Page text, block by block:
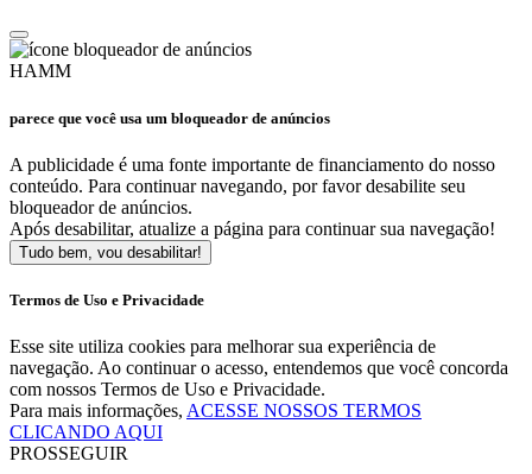
HAMM
parece que você usa um bloqueador de anúncios
A publicidade é uma fonte importante de financiamento do nosso
conteúdo. Para continuar navegando, por favor desabilite seu
bloqueador de anúncios.
Após desabilitar, atualize a página para continuar sua navegação!
Tudo bem, vou desabilitar!
Termos de Uso e Privacidade
Esse site utiliza cookies para melhorar sua experiência de
navegação. Ao continuar o acesso, entendemos que você concorda
com nossos Termos de Uso e Privacidade.
Para mais informações, ACESSE NOSSOS TERMOS
CLICANDO AQUI
PROSSEGUIR